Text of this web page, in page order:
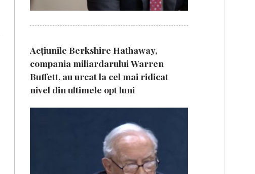
Acțiunile Berkshire Hathaway,
compania miliardarului Warren
Buffett, au urcat la cel mai ridicat
nivel din ultimele opt luni